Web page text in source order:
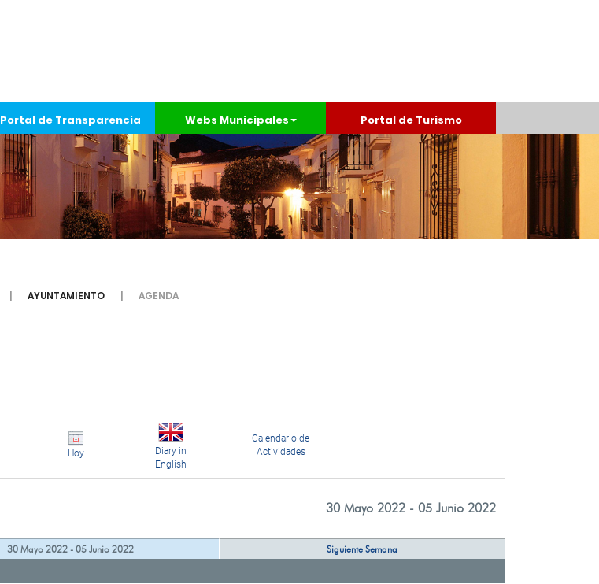
Portal de Transparencia Webs Municipales Portal de Turismo
AYUNTAMIENTO AGENDA
Hoy
Diary in
English
Calendario de
Actividades
30 Mayo 2022 - 05 Junio 2022
30 Mayo 2022 - 05 Junio 2022 Siguiente Semana